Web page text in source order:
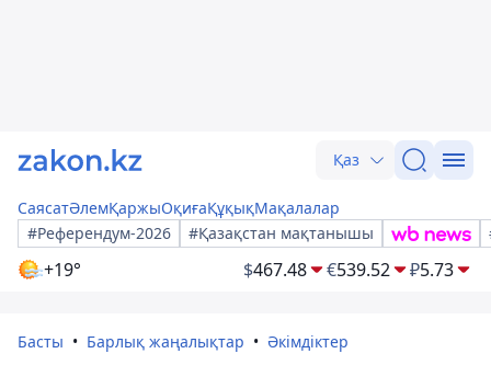
Қаз
СаясатӘлемҚаржыОқиғаҚұқықМақалалар
#Референдум-2026
#Қазақстан мақтанышы
+19° $467.48 €539.52 ₽5.73
Басты Барлық жаңалықтар Әкімдіктер